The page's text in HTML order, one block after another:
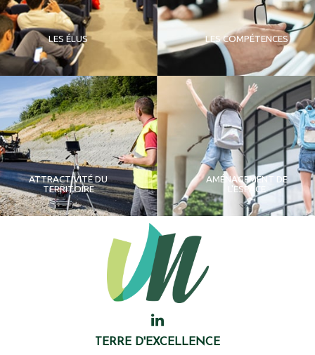
LES ÉLUS LES COMPÉTENCES
ATTRACTIVITÉ DU
TERRITOIRE
AMÉNAGEMENT DE
L'ESPACE
TERRE D'EXCELLENCE